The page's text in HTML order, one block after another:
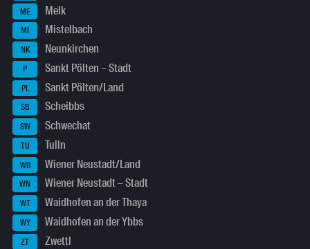
ME Melk
MI Mistelbach
NK Neunkirchen
P Sankt Pölten – Stadt
PL Sankt Pölten/Land
SB Scheibbs
SW Schwechat
TU Tulln
WB Wiener Neustadt/Land
WN Wiener Neustadt – Stadt
WT Waidhofen an der Thaya
WY Waidhofen an der Ybbs
ZT Zwettl